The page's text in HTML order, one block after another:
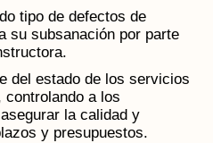
tipo de defectos de
su subsanación por parte
del estado de los servicios
controlando a los
la calidad y
y presupuestos.